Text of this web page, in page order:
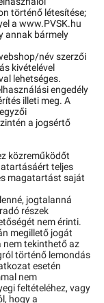
történő létesítése;
a www.PVSK.hu
annak bármely
név szerzői
kivételével
lehetséges.
engedély
illeti meg. A
a jogsértő
közreműködőt
teljes
magatartást saját
jogtalanná
részek
nem érinti.
megillető jogát
nem tekinthető az
történő lemondás
esetén
nem
feltételéhez, vagy
hogy a